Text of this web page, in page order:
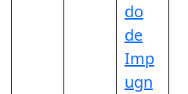
do
de
Imp
ugn